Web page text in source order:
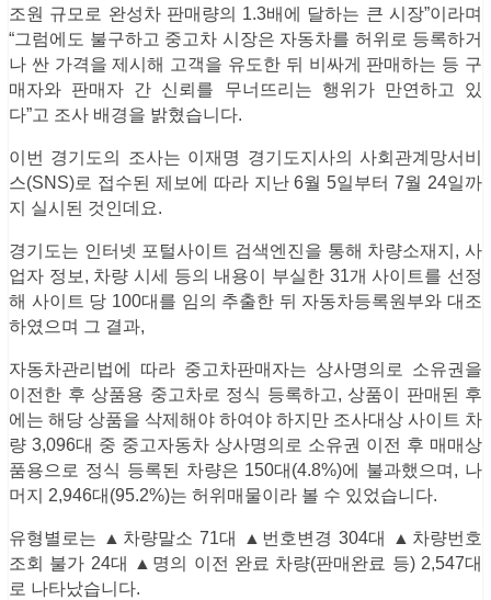
조원 규모로 완성차 판매량의 1.3배에 달하는 큰 시장”이라며
“그럼에도 불구하고 중고차 시장은 자동차를 허위로 등록하거
나 싼 가격을 제시해 고객을 유도한 뒤 비싸게 판매하는 등 구
매자와 판매자 간 신뢰를 무너뜨리는 행위가 만연하고 있
다”고 조사 배경을 밝혔습니다.
이번 경기도의 조사는 이재명 경기도지사의 사회관계망서비
스(SNS)로 접수된 제보에 따라 지난 6월 5일부터 7월 24일까
지 실시된 것인데요.
경기도는 인터넷 포털사이트 검색엔진을 통해 차량소재지, 사
업자 정보, 차량 시세 등의 내용이 부실한 31개 사이트를 선정
해 사이트 당 100대를 임의 추출한 뒤 자동차등록원부와 대조
하였으며 그 결과,
자동차관리법에 따라 중고차판매자는 상사명의로 소유권을
이전한 후 상품용 중고차로 정식 등록하고, 상품이 판매된 후
에는 해당 상품을 삭제해야 하여야 하지만 조사대상 사이트 차
량 3,096대 중 중고자동차 상사명의로 소유권 이전 후 매매상
품용으로 정식 등록된 차량은 150대(4.8%)에 불과했으며, 나
머지 2,946대(95.2%)는 허위매물이라 볼 수 있었습니다.
유형별로는 ▲차량말소 71대 ▲번호변경 304대 ▲차량번호
조회 불가 24대 ▲명의 이전 완료 차량(판매완료 등) 2,547대
로 나타났습니다.